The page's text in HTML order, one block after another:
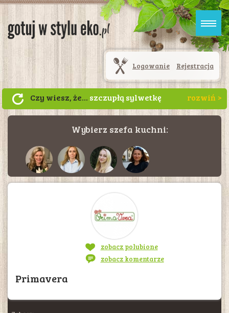
Logowanie Rejestracja
Czy wiesz, że... szczupłą sylwetkę
będziesz zawdzięczać jabłku
posiłkiem. Jabłko to również świetna
Wybierz szefa kuchni:
zobacz polubione
zobacz komentarze
Primavera